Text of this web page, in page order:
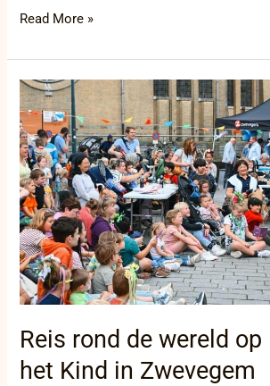
Read More »
Reis rond de wereld op
het Kind in Zwevegem
Reis
rond
de
wereld
op
Feest
van
het
Kind
in
Zwevegem